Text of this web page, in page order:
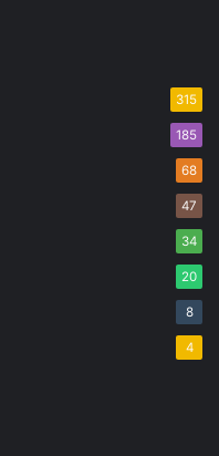
315
185
68
47
34
20
8
4